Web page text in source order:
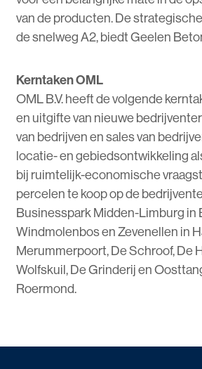
van de producten. De
de snelweg A2, biedt Geelen
Kerntaken OML
OML B.V. heeft de volgende
en uitgifte van nieuwe
van bedrijven en sales van
locatie- en gebiedsontwikkeling
bij ruimtelijk-economische
percelen te koop op de
Businesspark Midden-Limburg in
Windmolenbos en Zevenellen in
Merummerpoort, De Schroof, De
Wolfskuil, De Grinderij en
Roermond.